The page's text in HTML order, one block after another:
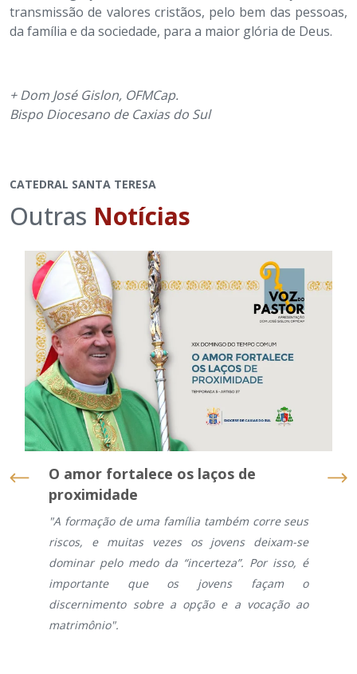
transmissão de valores cristãos, pelo bem das pessoas,
da família e da sociedade, para a maior glória de Deus.
+ Dom José Gislon, OFMCap.
Bispo Diocesano de Caxias do Sul
CATEDRAL SANTA TERESA
Outras Notícias
O amor fortalece os laços de
proximidade
"A formação de uma família também corre seus
riscos, e muitas vezes os jovens deixam-se
dominar pelo medo da “incerteza”. Por isso, é
importante que os jovens façam o
discernimento sobre a opção e a vocação ao
matrimônio".